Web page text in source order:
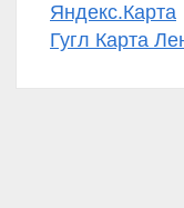
Яндекс.Карта
Гугл Карта